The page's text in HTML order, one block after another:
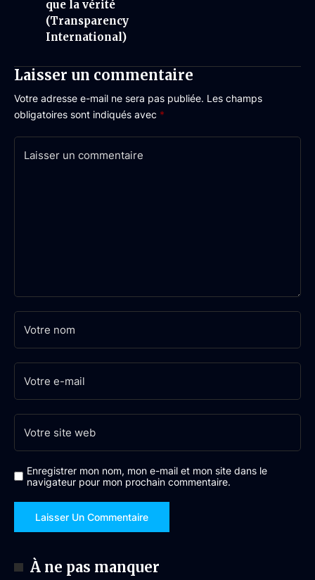
que la vérité
(Transparency
International)
Laisser un commentaire
Votre adresse e-mail ne sera pas publiée. Les champs
obligatoires sont indiqués avec *
Enregistrer mon nom, mon e-mail et mon site dans le
navigateur pour mon prochain commentaire.
À ne pas manquer